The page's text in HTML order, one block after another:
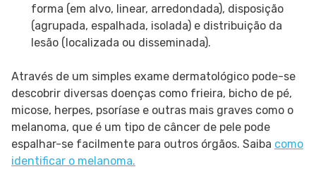
forma (em alvo, linear, arredondada), disposição
(agrupada, espalhada, isolada) e distribuição da
lesão (localizada ou disseminada).
Através de um simples exame dermatológico pode-se
descobrir diversas doenças como frieira, bicho de pé,
micose, herpes, psoríase e outras mais graves como o
melanoma, que é um tipo de câncer de pele pode
espalhar-se facilmente para outros órgãos. Saiba como
identificar o melanoma.